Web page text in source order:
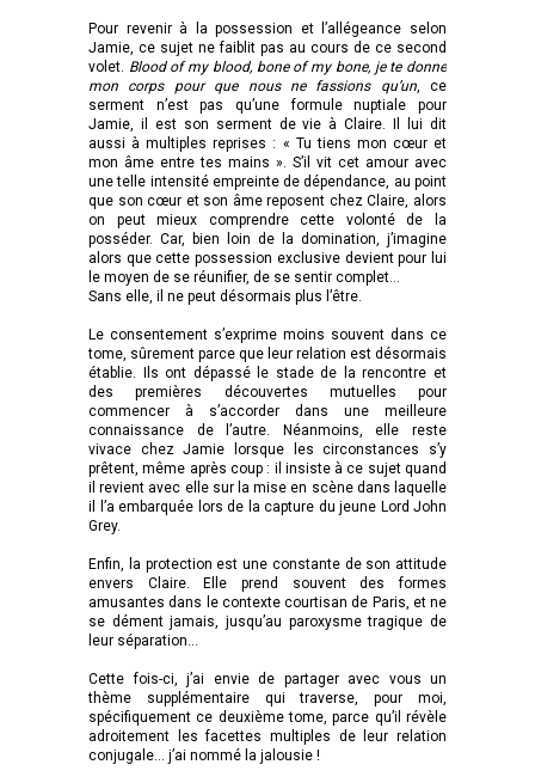
Pour revenir à la possession et l’allégeance selon
Jamie, ce sujet ne faiblit pas au cours de ce second
volet. Blood of my blood, bone of my bone, je te donne
mon corps pour que nous ne fassions qu’un, ce
serment n’est pas qu’une formule nuptiale pour
Jamie, il est son serment de vie à Claire. Il lui dit
aussi à multiples reprises : « Tu tiens mon cœur et
mon âme entre tes mains ». S’il vit cet amour avec
une telle intensité empreinte de dépendance, au point
que son cœur et son âme reposent chez Claire, alors
on peut mieux comprendre cette volonté de la
posséder. Car, bien loin de la domination, j’imagine
alors que cette possession exclusive devient pour lui
le moyen de se réunifier, de se sentir complet…
Sans elle, il ne peut désormais plus l’être.
Le consentement s’exprime moins souvent dans ce
tome, sûrement parce que leur relation est désormais
établie. Ils ont dépassé le stade de la rencontre et
des premières découvertes mutuelles pour
commencer à s’accorder dans une meilleure
connaissance de l’autre. Néanmoins, elle reste
vivace chez Jamie lorsque les circonstances s’y
prêtent, même après coup : il insiste à ce sujet quand
il revient avec elle sur la mise en scène dans laquelle
il l’a embarquée lors de la capture du jeune Lord John
Grey.
Enfin, la protection est une constante de son attitude
envers Claire. Elle prend souvent des formes
amusantes dans le contexte courtisan de Paris, et ne
se dément jamais, jusqu’au paroxysme tragique de
leur séparation…
Cette fois-ci, j’ai envie de partager avec vous un
thème supplémentaire qui traverse, pour moi,
spécifiquement ce deuxième tome, parce qu’il révèle
adroitement les facettes multiples de leur relation
conjugale… j’ai nommé la jalousie !